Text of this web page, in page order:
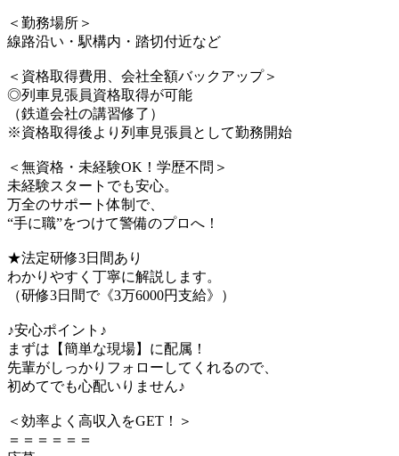
＜勤務場所＞
線路沿い・駅構内・踏切付近など
＜資格取得費用、会社全額バックアップ＞
◎列車見張員資格取得が可能
（鉄道会社の講習修了）
※資格取得後より列車見張員として勤務開始
＜無資格・未経験OK！学歴不問＞
未経験スタートでも安心。
万全のサポート体制で、
“手に職”をつけて警備のプロへ！
★法定研修3日間あり
わかりやすく丁寧に解説します。
（研修3日間で《3万6000円支給》）
♪安心ポイント♪
まずは【簡単な現場】に配属！
先輩がしっかりフォローしてくれるので、
初めてでも心配いりません♪
＜効率よく高収入をGET！＞
＝＝＝＝＝＝